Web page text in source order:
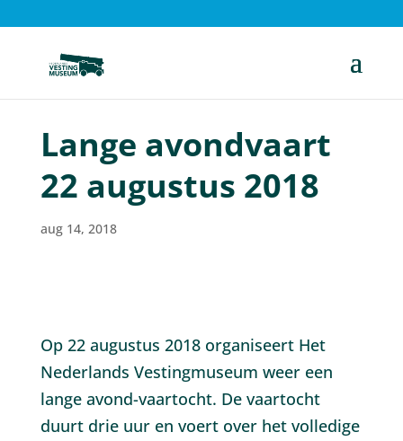
Lange avondvaart
22 augustus 2018
aug 14, 2018
Op 22 augustus 2018 organiseert Het
Nederlands Vestingmuseum weer een
lange avond-vaartocht. De vaartocht
duurt drie uur en voert over het volledige